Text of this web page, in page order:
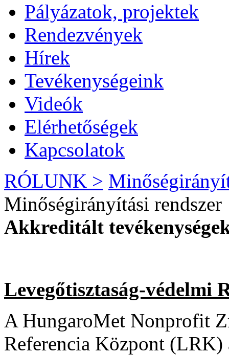
Pályázatok, projektek
Rendezvények
Hírek
Tevékenységeink
Videók
Elérhetőségek
Kapcsolatok
RÓLUNK >
Minőségirányítási rendszer
Akkreditált
Levegőtisztaság-védelmi
A HungaroMet Nonprofit
Referencia Központ